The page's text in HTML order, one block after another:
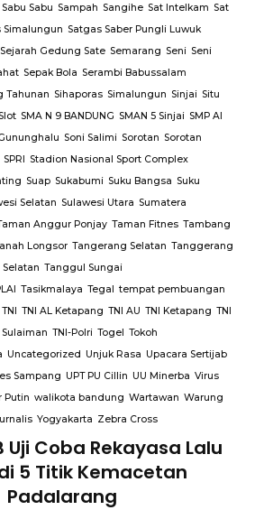
Sabu Sabu Sampah Sangihe Sat Intelkam Sat
Simalungun Satgas Saber Pungli Luwuk
Sejarah Gedung Sate Semarang Seni Seni
Sepak Bola Serambi Babussalam
Tahunan Sihaporas Simalungun Sinjai Situ
Slot SMA N 9 BANDUNG SMAN 5 Sinjai SMP Al
Soni Salimi Sorotan Sorotan
SPRI Stadion Nasional Sport Complex
Suap Sukabumi Suku Bangsa Suku
Selatan Sulawesi Utara Sumatera
Anggur Ponjay Taman Fitnes Tambang
Longsor Tangerang Selatan Tanggerang
Selatan Tanggul Sungai
Tasikmalaya Tegal tempat pembuangan
TNI TNI AL Ketapang TNI AU TNI Ketapang TNI
TNI-Polri Togel Tokoh
Uncategorized Unjuk Rasa Upacara Sertijab
Sampang UPT PU Cillin UU Minerba Virus
Putin walikota bandung Wartawan Warung
Yogyakarta Zebra Cross
Uji Coba Rekayasa Lalu
5 Titik Kemacetan
Padalarang